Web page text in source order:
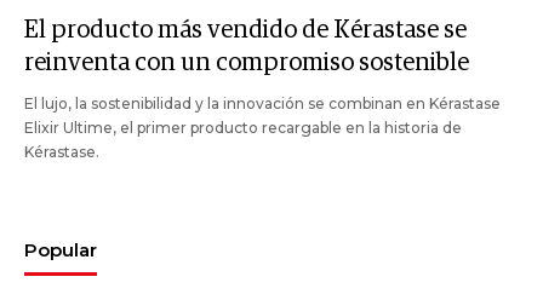
El producto más vendido de Kérastase se
reinventa con un compromiso sostenible
El lujo, la sostenibilidad y la innovación se combinan en Kérastase
Elixir Ultime, el primer producto recargable en la historia de
Kérastase.
Popular